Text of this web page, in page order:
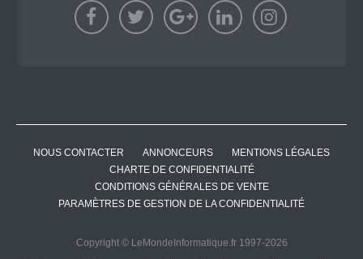
NOUS CONTACTER ANNONCEURS
MENTIONS LÉGALES
CHARTE DE CONFIDENTIALITÉ
CONDITIONS GÉNÉRALES DE VENTE
PARAMÈTRES DE GESTION DE LA CONFIDENTIALITÉ
Copyright © LeMondeInformatique.fr 1997-2026